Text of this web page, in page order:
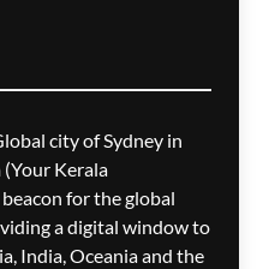
തീപിടിച്ചു;
മലയാളി
ബാധിച്ചു
city of Sydney in
(Your Kerala
for the global
a digital window to
India, Oceania and the